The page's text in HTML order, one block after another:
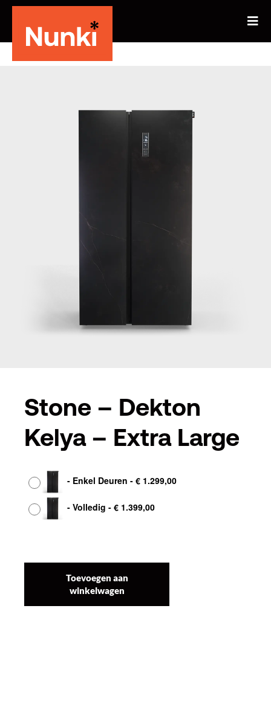
Stone – Dekton
Kelya – Extra Large
- Enkel Deuren - € 1.299,00
- Volledig - € 1.399,00
Toevoegen aan
winkelwagen